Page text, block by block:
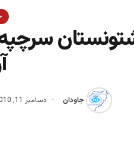
جاودان دسامبر 11, 2010